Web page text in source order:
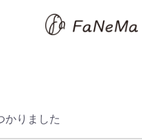
かりました